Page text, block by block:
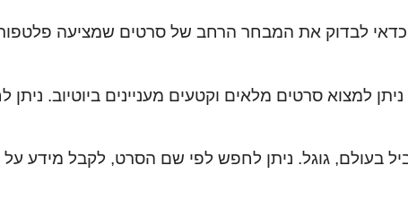
למצוא סרטים מלאים וקטעים מעניינים ביוטיוב.
בעולם, גוגל. ניתן לחפש לפי שם הסרט, לקבל מידע על